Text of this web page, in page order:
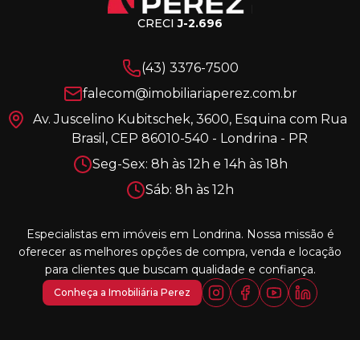
CRECIJ-2.696
(43) 3376-7500
falecom@imobiliariaperez.com.br
Av. Juscelino Kubitschek, 3600, Esquina com Rua
Brasil, CEP 86010-540 - Londrina - PR
Seg-Sex: 8h às 12h e 14h às 18h
Sáb: 8h às 12h
Especialistas em imóveis em Londrina. Nossa missão é
oferecer as melhores opções de compra, venda e locação
para clientes que buscam qualidade e confiança.
Conheça a Imobiliária Perez